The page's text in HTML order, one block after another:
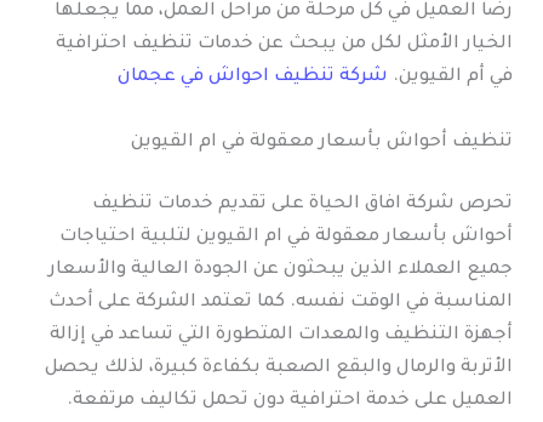
رضا العميل في كل مرحلة من مراحل العمل، مما يجعلها
الخيار الأمثل لكل من يبحث عن خدمات تنظيف احترافية
في أم القيوين. شركة تنظيف احواش في عجمان
تنظيف أحواش بأسعار معقولة في ام القيوين
تحرص شركة افاق الحياة على تقديم خدمات تنظيف
أحواش بأسعار معقولة في ام القيوين لتلبية احتياجات
جميع العملاء الذين يبحثون عن الجودة العالية والأسعار
المناسبة في الوقت نفسه. كما تعتمد الشركة على أحدث
أجهزة التنظيف والمعدات المتطورة التي تساعد في إزالة
الأتربة والرمال والبقع الصعبة بكفاءة كبيرة، لذلك يحصل
العميل على خدمة احترافية دون تحمل تكاليف مرتفعة.